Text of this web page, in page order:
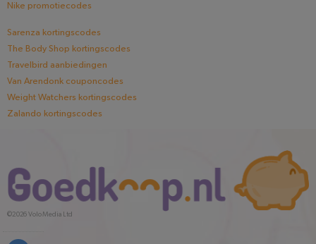
Nike promotiecodes
Sarenza kortingscodes
The Body Shop kortingscodes
Travelbird aanbiedingen
Van Arendonk couponcodes
Weight Watchers kortingscodes
Zalando kortingscodes
©2026Volo Media Ltd